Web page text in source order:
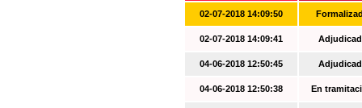
02-07-2018 14:09:50
02-07-2018 14:09:41
04-06-2018 12:50:45
04-06-2018 12:50:38 En